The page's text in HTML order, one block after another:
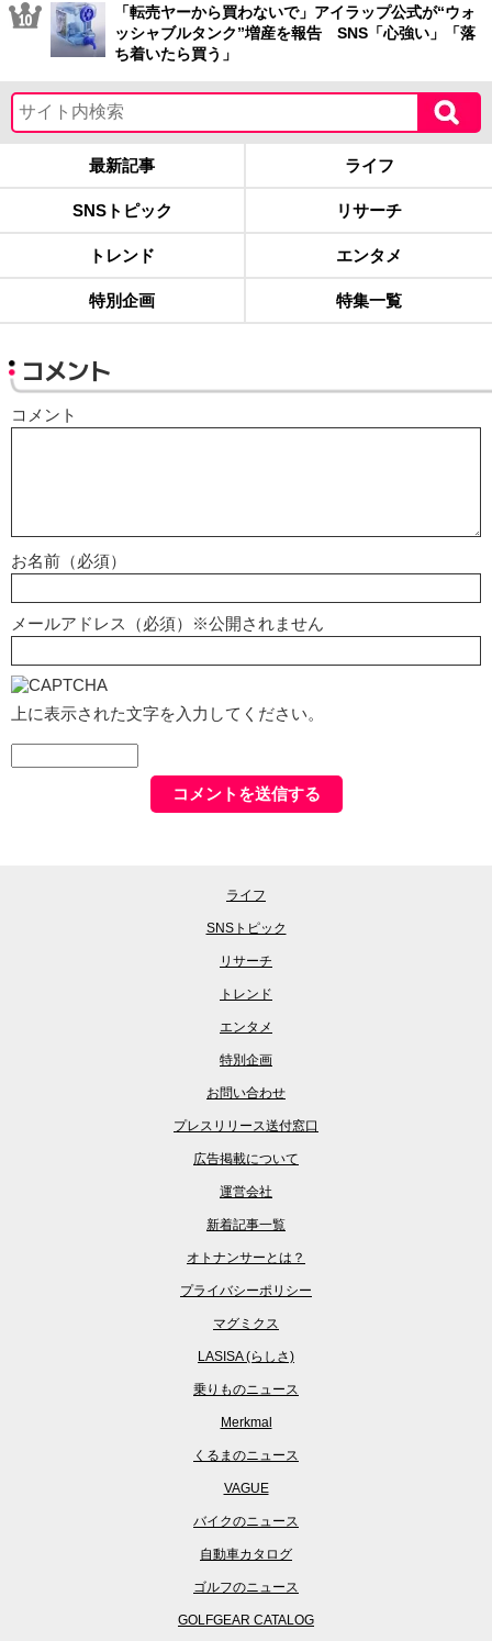
「転売ヤーから買わないで」アイラップ公式が“ウォ
ッシャブルタンク”増産を報告 SNS「心強い」「落
ち着いたら買う」
最新記事 ライフ
SNSトピック リサーチ
トレンド エンタメ
特別企画 特集一覧
コメント
コメント
お名前（必須）
メールアドレス（必須）※公開されません
上に表示された文字を入力してください。
ライフ
SNSトピック
リサーチ
トレンド
エンタメ
特別企画
お問い合わせ
プレスリリース送付窓口
広告掲載について
運営会社
新着記事一覧
オトナンサーとは？
プライバシーポリシー
マグミクス
LASISA (らしさ)
乗りものニュース
Merkmal
くるまのニュース
VAGUE
バイクのニュース
自動車カタログ
ゴルフのニュース
GOLFGEAR CATALOG